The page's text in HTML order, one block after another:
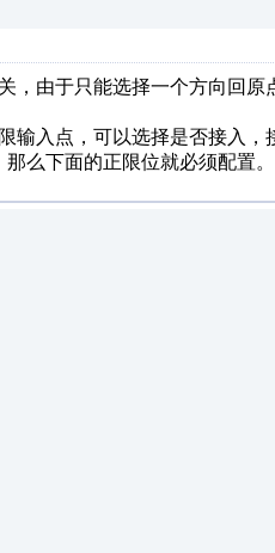
，由于只能选择一个方向回
输入点，可以选择是否接入，
么下面的正限位就必须配置